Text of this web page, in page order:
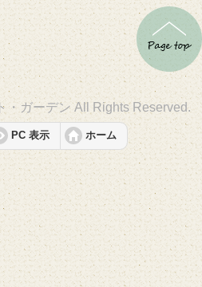
ガーデン All Rights Reserved.
PC 表示 ホーム